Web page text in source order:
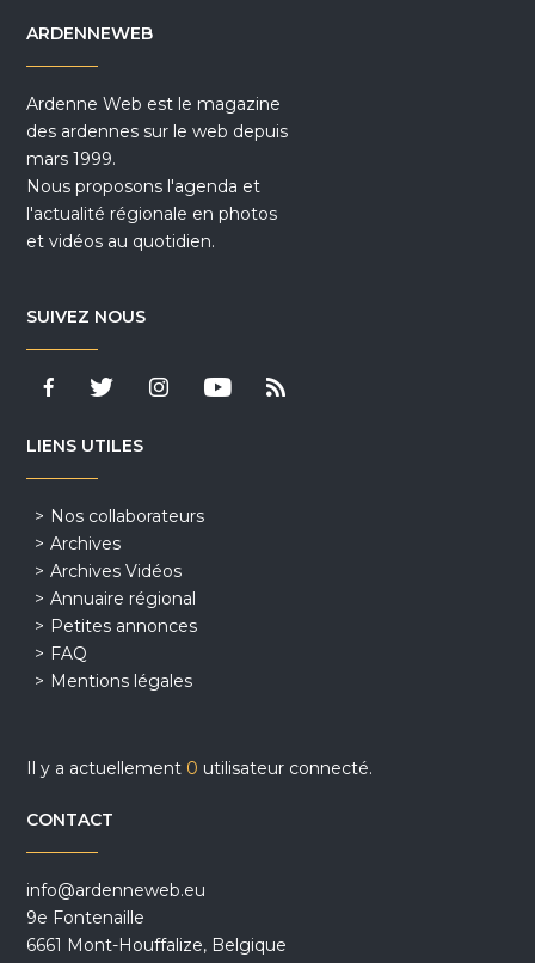
ARDENNEWEB
Ardenne Web est le magazine
des ardennes sur le web depuis
mars 1999.
Nous proposons l'agenda et
l'actualité régionale en photos
et vidéos au quotidien.
SUIVEZ NOUS
LIENS UTILES
Nos collaborateurs
Archives
Archives Vidéos
Annuaire régional
Petites annonces
FAQ
Mentions légales
Il y a actuellement 0 utilisateur connecté.
CONTACT
info@ardenneweb.eu
9e Fontenaille
6661 Mont-Houffalize, Belgique